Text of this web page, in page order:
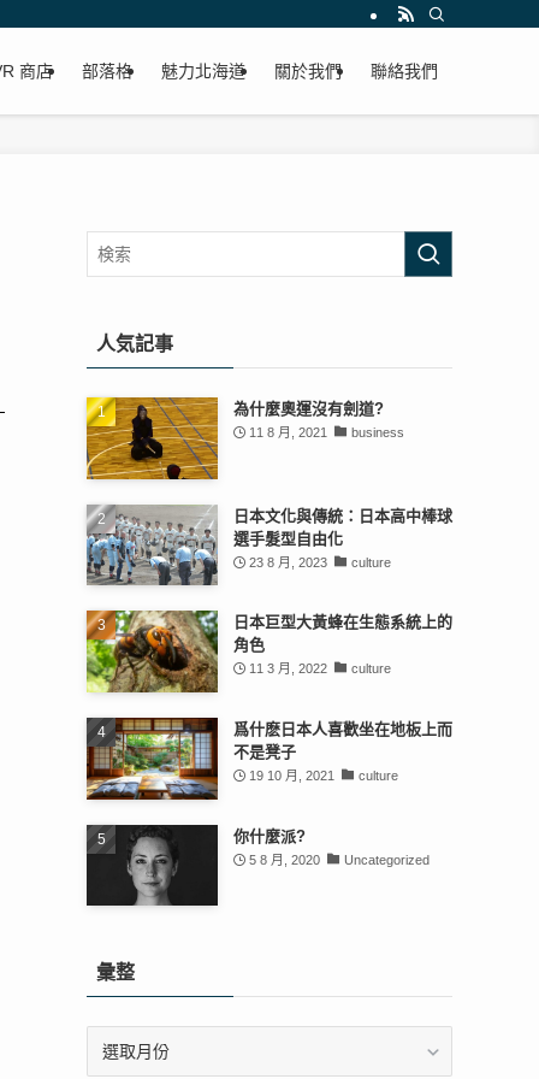
商店 部落格 魅力北海道 關於我們 聯絡我們
人気記事
為什麼奧運沒有劍道?
11 8 月, 2021 business
日本文化與傳統：日本高中棒球
選手髮型自由化
23 8 月, 2023 culture
日本巨型大黃蜂在生態系統上的
角色
11 3 月, 2022 culture
爲什麽日本人喜歡坐在地板上而
不是凳子
19 10 月, 2021 culture
你什麼派?
5 8 月, 2020 Uncategorized
彙整